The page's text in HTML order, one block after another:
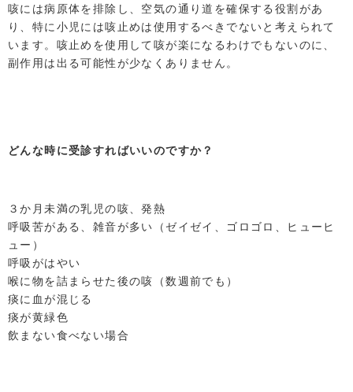
咳には病原体を排除し、空気の通り道を確保する役割があ
り、特に小児には咳止めは使用するべきでないと考えられて
います。咳止めを使用して咳が楽になるわけでもないのに、
副作用は出る可能性が少なくありません。
どんな時に受診すればいいのですか？
３か月未満の乳児の咳、発熱
呼吸苦がある、雑音が多い（ゼイゼイ、ゴロゴロ、ヒューヒ
ュー）
呼吸がはやい
喉に物を詰まらせた後の咳（数週前でも）
痰に血が混じる
痰が黄緑色
飲まない食べない場合